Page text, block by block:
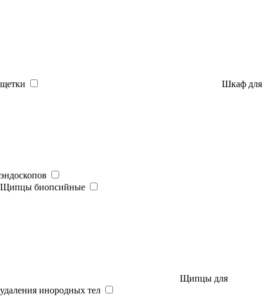
щетки Шкаф для
эндоскопов
Щипцы биопсийные
Щипцы для
удаления инородных тел